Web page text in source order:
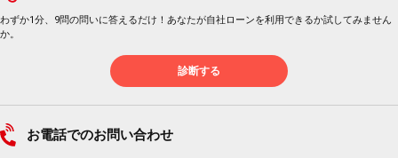
わずか1分、9問の問いに答えるだけ！あなたが自社ローンを利用できるか試してみません
か。
診断する
お電話でのお問い合わせ